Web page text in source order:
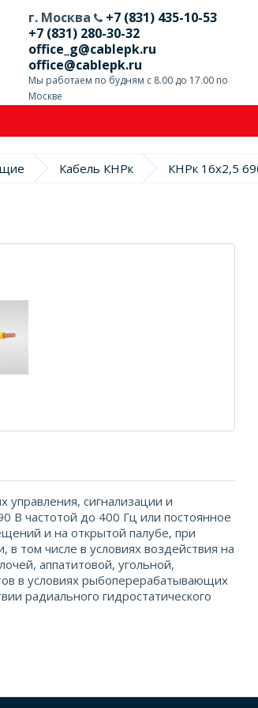
г. Москва
+7 (831) 435-10-53
+7 (831) 280-30-32
office_g@cablepk.ru
office@cablepk.ru
Мы работаем по будням с 8.00 до 17.00 по
Москве
Кабель КНРк КНРк 16х2,5
управления, сигнализации и
В частотой до 400 Гц или постоянное
и на открытой палубе, при
том числе в условиях воздействия на
аппатитовой, угольной,
в условиях рыбоперерабатывающих
радиального гидростатического